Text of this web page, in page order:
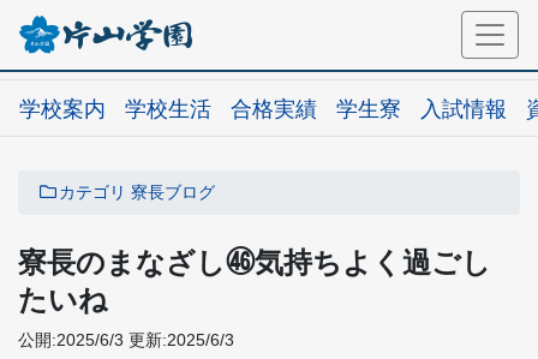
学校案内 学校生活 合格実績 学生寮 入試情報
カテゴリ 寮長ブログ
寮長のまなざし㊻気持ちよく過ごし
たいね
公開:2025/6/3 更新:2025/6/3